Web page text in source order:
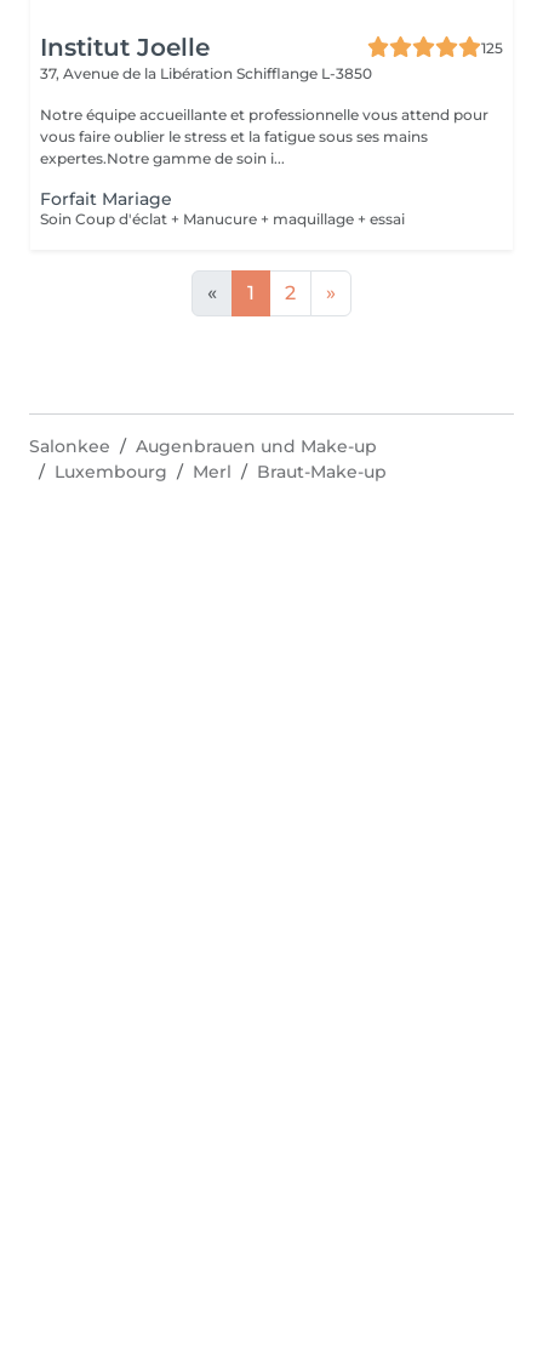
Institut Joelle
125
37, Avenue de la Libération Schifflange L-3850
Notre équipe accueillante et professionnelle vous attend pour
vous faire oublier le stress et la fatigue sous ses mains
expertes.Notre gamme de soin i...
Forfait Mariage
Soin Coup d'éclat + Manucure + maquillage + essai
« 1 2 »
Salonkee
Augenbrauen und Make-up
Luxembourg
Merl Braut-Make-up